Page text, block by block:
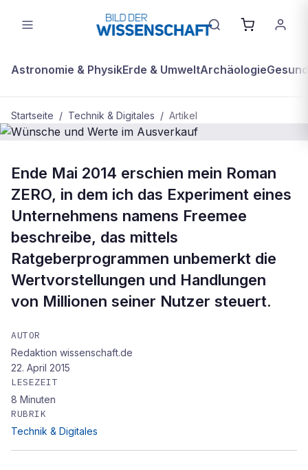
Astronomie & PhysikErde & UmweltArchäologie
Startseite / Technik & Digitales / Artikel
Wünsche und Werte im Ausverkauf
Ende Mai 2014 erschien mein Roman
ZERO, in dem ich das Experiment eines
Unternehmens ­namens Freemee
beschreibe, das mittels
Ratgeberprogrammen unbemerkt die
Wertvorstellungen und Handlungen
von Millionen seiner Nutzer steuert.
AUTOR
Redaktion wissenschaft.de
22. April 2015
LESEZEIT
8 Minuten
RUBRIK
Technik & Digitales